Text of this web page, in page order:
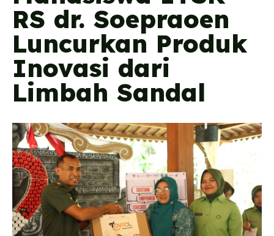
RS dr. Soepraoen
Luncurkan Produk
Inovasi dari
Limbah Sandal